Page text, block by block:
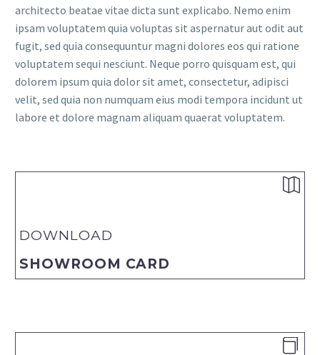
architecto beatae vitae dicta sunt explicabo. Nemo enim
ipsam voluptatem quia voluptas sit aspernatur aut odit aut
fugit, sed quia consequuntur magni dolores eos qui ratione
voluptatem sequi nesciunt. Neque porro quisquam est, qui
dolorem ipsum quia dolor sit amet, consectetur, adipisci
velit, sed quia non numquam eius modi tempora incidunt ut
labore et dolore magnam aliquam quaerat voluptatem.


DOWNLOAD
SHOWROOM CARD

